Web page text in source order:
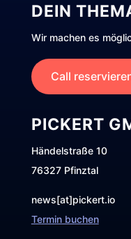
DEIN
Wir machen es
Call
PICKERT
Händelstraße 10
76327 Pfinztal
news[at]pickert.io
Termin buchen